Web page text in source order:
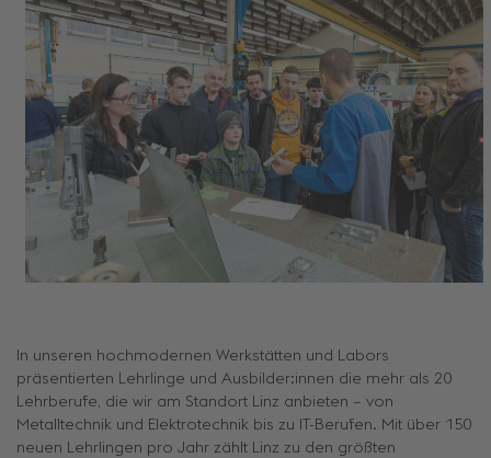
In unseren hochmodernen Werkstätten und Labors
präsentierten Lehrlinge und Ausbilder:innen die mehr als 20
Lehrberufe, die wir am Standort Linz anbieten – von
Metalltechnik und Elektrotechnik bis zu IT-Berufen. Mit über 150
neuen Lehrlingen pro Jahr zählt Linz zu den größten